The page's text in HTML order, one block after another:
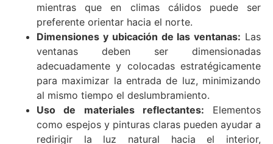
mientras que en climas cálidos puede ser
preferente orientar hacia el norte.
Dimensiones y ubicación de las ventanas: Las
ventanas deben ser dimensionadas
adecuadamente y colocadas estratégicamente
para maximizar la entrada de luz, minimizando
al mismo tiempo el deslumbramiento.
Uso de materiales reflectantes: Elementos
como espejos y pinturas claras pueden ayudar a
redirigir la luz natural hacia el interior,